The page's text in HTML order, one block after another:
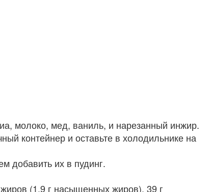
молоко, мед, ваниль, и нарезанный инжир.
контейнер и оставьте в холодильнике на
добавить их в пудинг.
(1,9 г насыщенных жиров), 39 г